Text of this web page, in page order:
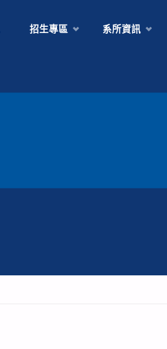
招生專區 系所資訊